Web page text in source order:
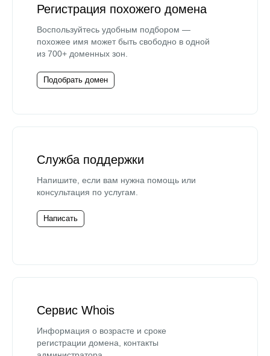
Регистрация похожего домена
Воспользуйтесь удобным подбором —
похожее имя может быть свободно в одной
из 700+ доменных зон.
Подобрать домен
Служба поддержки
Напишите, если вам нужна помощь или
консультация по услугам.
Написать
Сервис Whois
Информация о возрасте и сроке
регистрации домена, контакты